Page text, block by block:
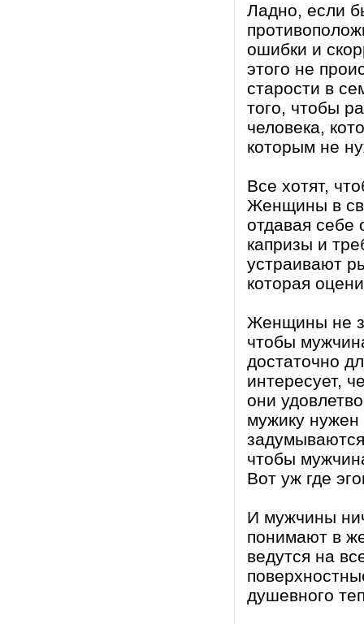
Ладно, если
ошибки и
этого не
старости в
того, чтобы
человека,
которым не
Все хотят,
Женщины в
отдавая себе
капризы и
устраивают
которая
Женщины не
чтобы
достаточно
интересует,
они
мужику
чтобы
Вот уж где
И мужчины
понимают в
ведутся на
душевного